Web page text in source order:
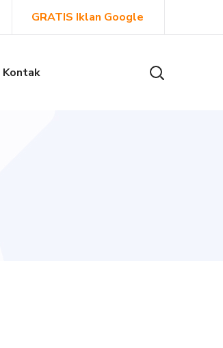
GRATIS Iklan Google
Kontak